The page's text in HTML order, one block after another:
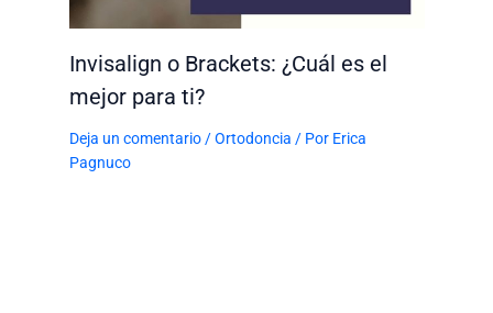
Invisalign o Brackets: ¿Cuál es el
mejor para ti?
Deja un comentario /Ortodoncia / Por Erica
Pagnuco